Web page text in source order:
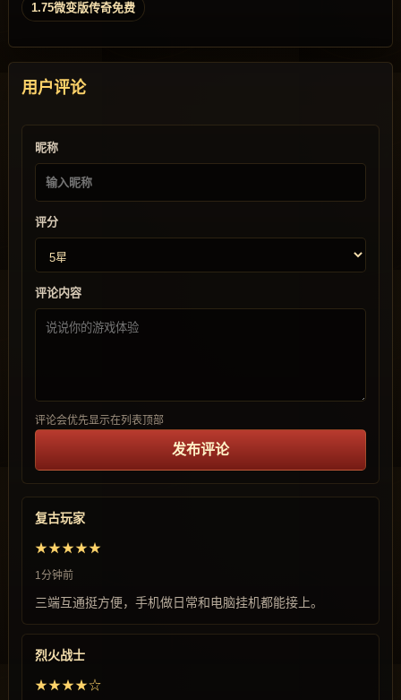
1.75微变版传奇免费
用户评论
昵称
评分
评论内容
评论会优先显示在列表顶部
发布评论
复古玩家
★★★★★
1分钟前
三端互通挺方便，手机做日常和电脑挂机都能接上。
烈火战士
★★★★☆